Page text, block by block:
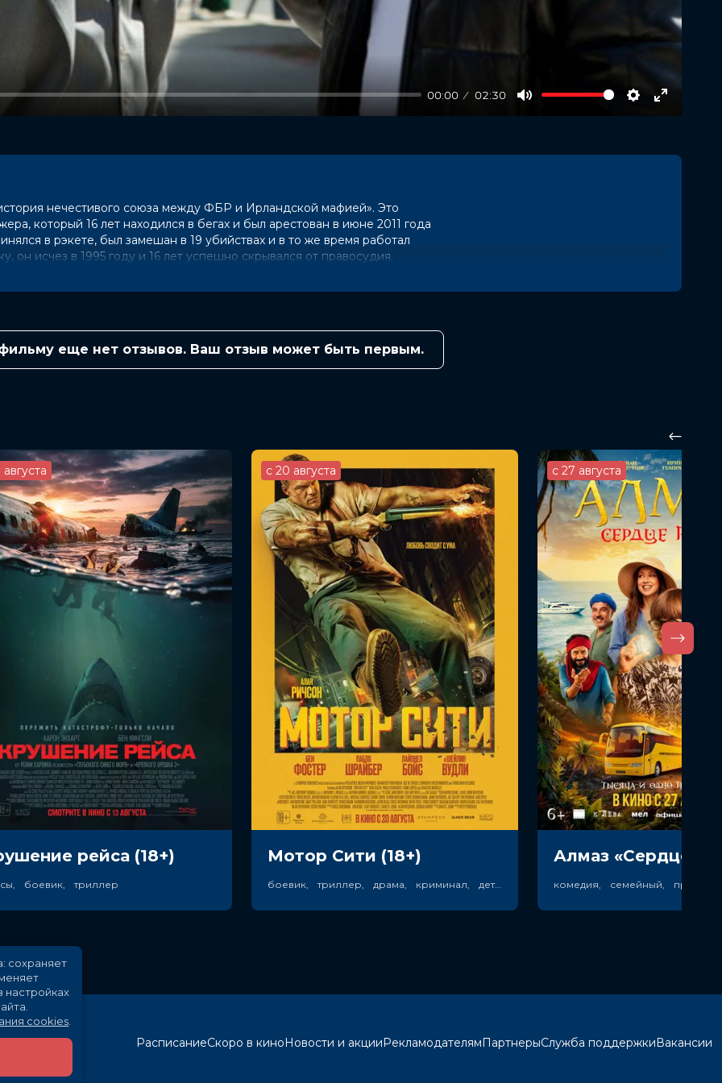
00:00 02:30
Mute Settings
Enter
нечестивого союза между ФБР и Ирландской мафией». Это
который 16 лет находился в бегах и был арестован в июне 2011 года
в рэкете, был замешан в 19 убийствах и в то же время работал
исчез в 1995 году и 16 лет успешно скрывался от правосудия.
Камбербэтч, Кевин Бейкон,
Кори Столл, Дакота Джонсон, Рори
еще нет отзывов. Ваш отзыв может быть первым.
августа
рейса (18+)
боевик, триллер
с 20 августа
Мотор Сити (18+)
боевик, триллер, драма, криминал, детектив
с 27 августа
РасписаниеСкоро в киноНовости и акцииРекламодателямПартнерыСлужба поддержкиВакансии
сохраняет
настройках
cookies